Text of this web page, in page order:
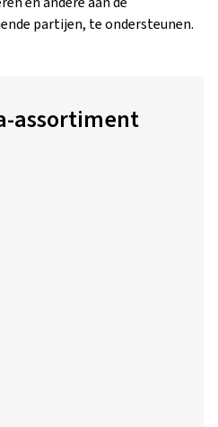
partijen, te ondersteunen.
assortiment